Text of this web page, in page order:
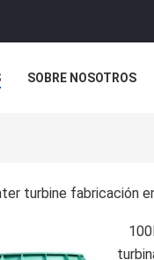
SOBRE NOSOTROS
turbine fabricación